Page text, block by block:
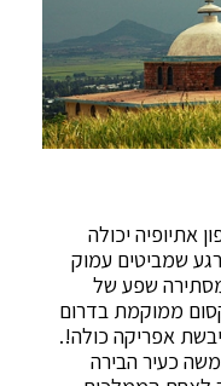
אתיופיה יכולה
שמביטים עמוק
שפע של
ממוקמת בדרום
אפריקה כולה!.
כעיר הבירה